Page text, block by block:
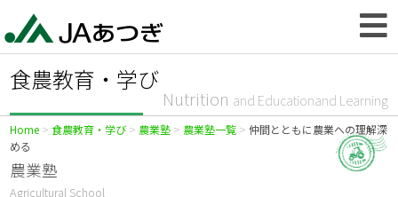
食農教育・学び
Nutrition and Educationand Learning
Home 食農教育・学び 農業塾 農業塾一覧
仲間とともに農業への理解深
める
農業塾
Agricultural School